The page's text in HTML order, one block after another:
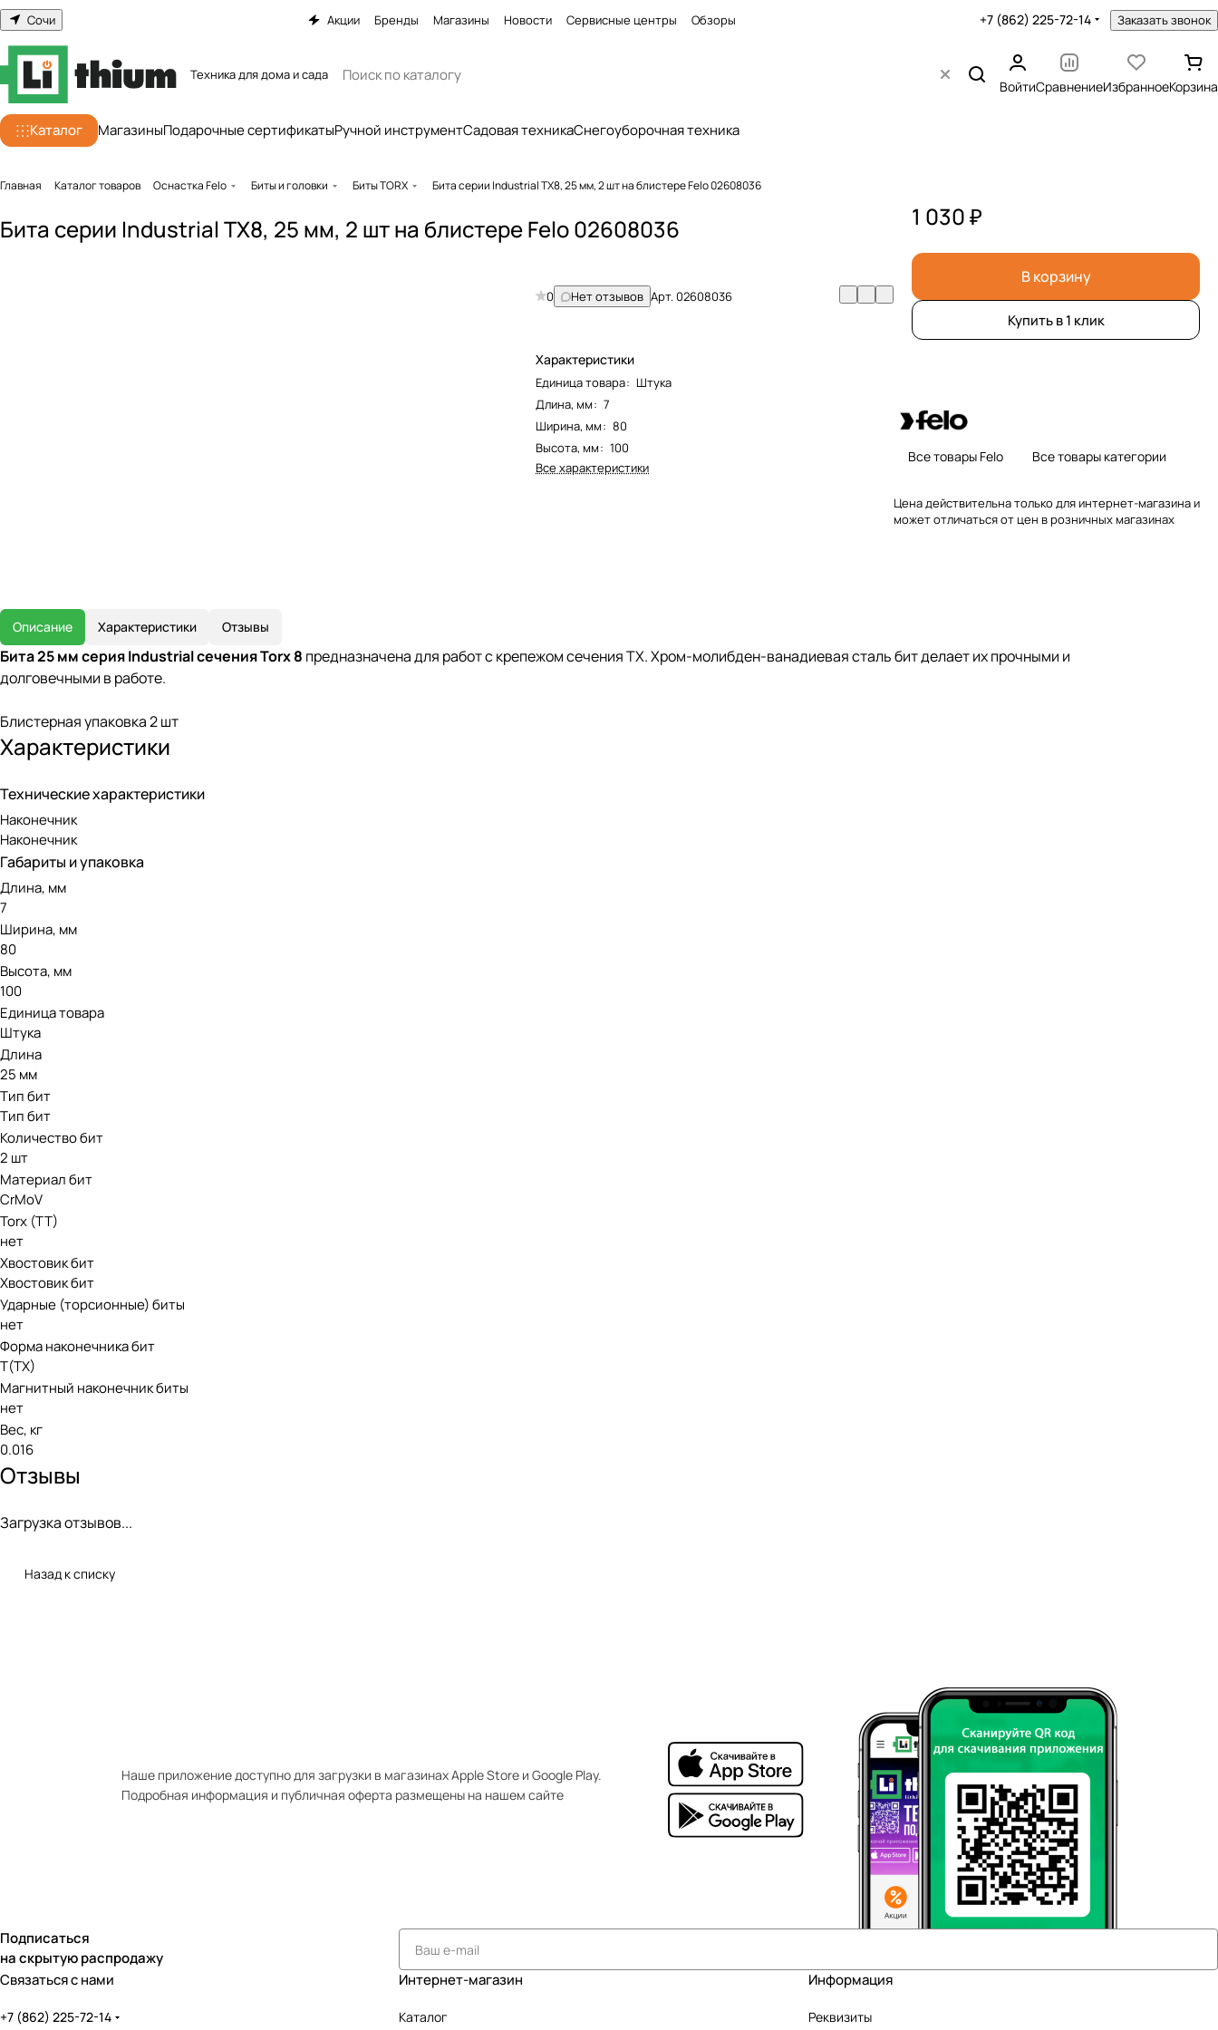
Сочи Акции Бренды Магазины Новости Сервисные центры Обзоры +7 (862) 225-72-14 Заказать звонок
Техника для дома и сада
ВойтиСравнениеИзбранноеКорзина
Каталог МагазиныПодарочные сертификатыРучной инструментСадовая техникаСнегоуборочная техника
Главная Каталог товаров Оснастка Felo Биты и головки Биты TORX Бита серии Industrial TX8, 25 мм, 2 шт на блистере Felo 02608036
Бита серии Industrial TX8, 25 мм, 2 шт на блистере Felo 02608036
0 Нет отзывов Арт.02608036
Характеристики
Единица товара: Штука
Длина, мм: 7
Ширина, мм: 80
Высота, мм: 100
Все характеристики
1 030 ₽
В корзину
Купить в 1 клик
Все товары Felo Все товары категории
Цена действительна только для интернет-магазина и
может отличаться от цен в розничных магазинах
Описание Характеристики Отзывы
Бита 25 мм серия Industrial сечения Torx 8 предназначена для работ с крепежом сечения TX. Хром-молибден-ванадиевая сталь бит делает их прочными и
долговечными в работе.
Блистерная упаковка 2 шт
Характеристики
Технические характеристики
Наконечник
Наконечник
Габариты и упаковка
Длина, мм
7
Ширина, мм
80
Высота, мм
100
Единица товара
Штука
Длина
25 мм
Тип бит
Тип бит
Количество бит
2 шт
Материал бит
CrMoV
Torx (TT)
нет
Хвостовик бит
Хвостовик бит
Ударные (торсионные) биты
нет
Форма наконечника бит
T(TX)
Магнитный наконечник биты
нет
Вес, кг
0.016
Отзывы
Загрузка отзывов...
Назад к списку
Наше приложение доступно для загрузки в магазинах Apple Store и Google Play.
Подробная информация и публичная оферта размещены на нашем сайте
Подписаться
на скрытую распродажу
Связаться с нами
+7 (862) 225-72-14
Интернет-магазин
Каталог
Информация
Реквизиты